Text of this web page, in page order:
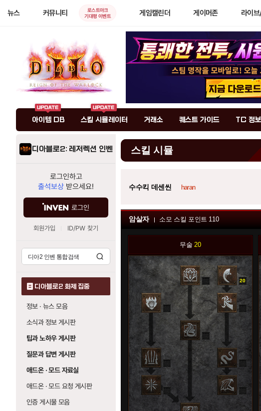
뉴스 커뮤니티
로스트아크
기대평 이벤트
게임캘린더 게이머존 라이
아이템 DB 스킬 시뮬레이터 거래소 퀘스트 가이드 TC 정보
디아블로2: 레저렉션 인벤
로그인하고
출석보상 받으세요!
로그인
회원가입 ID/PW 찾기
디아블로2 화제 집중
정보 · 뉴스 모음
소식과 정보 게시판
팁과 노하우 게시판
질문과 답변 게시판
애드온 · 모드 자료실
애드온 · 모드 요청 게시판
인증 게시물 모음
스킬 시뮬
수수킥 데센씬 haran
암살자 소모 스킬 포인트 110
무술20
0 20
0 0
0